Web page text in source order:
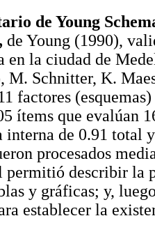
de Young
de Young (1990),
en la ciudad de
M. Schnitter, K.
factores
ítems que evalúan
interna de 0.91 total
procesados
permitió describir la
y gráficas; y,
establecer la